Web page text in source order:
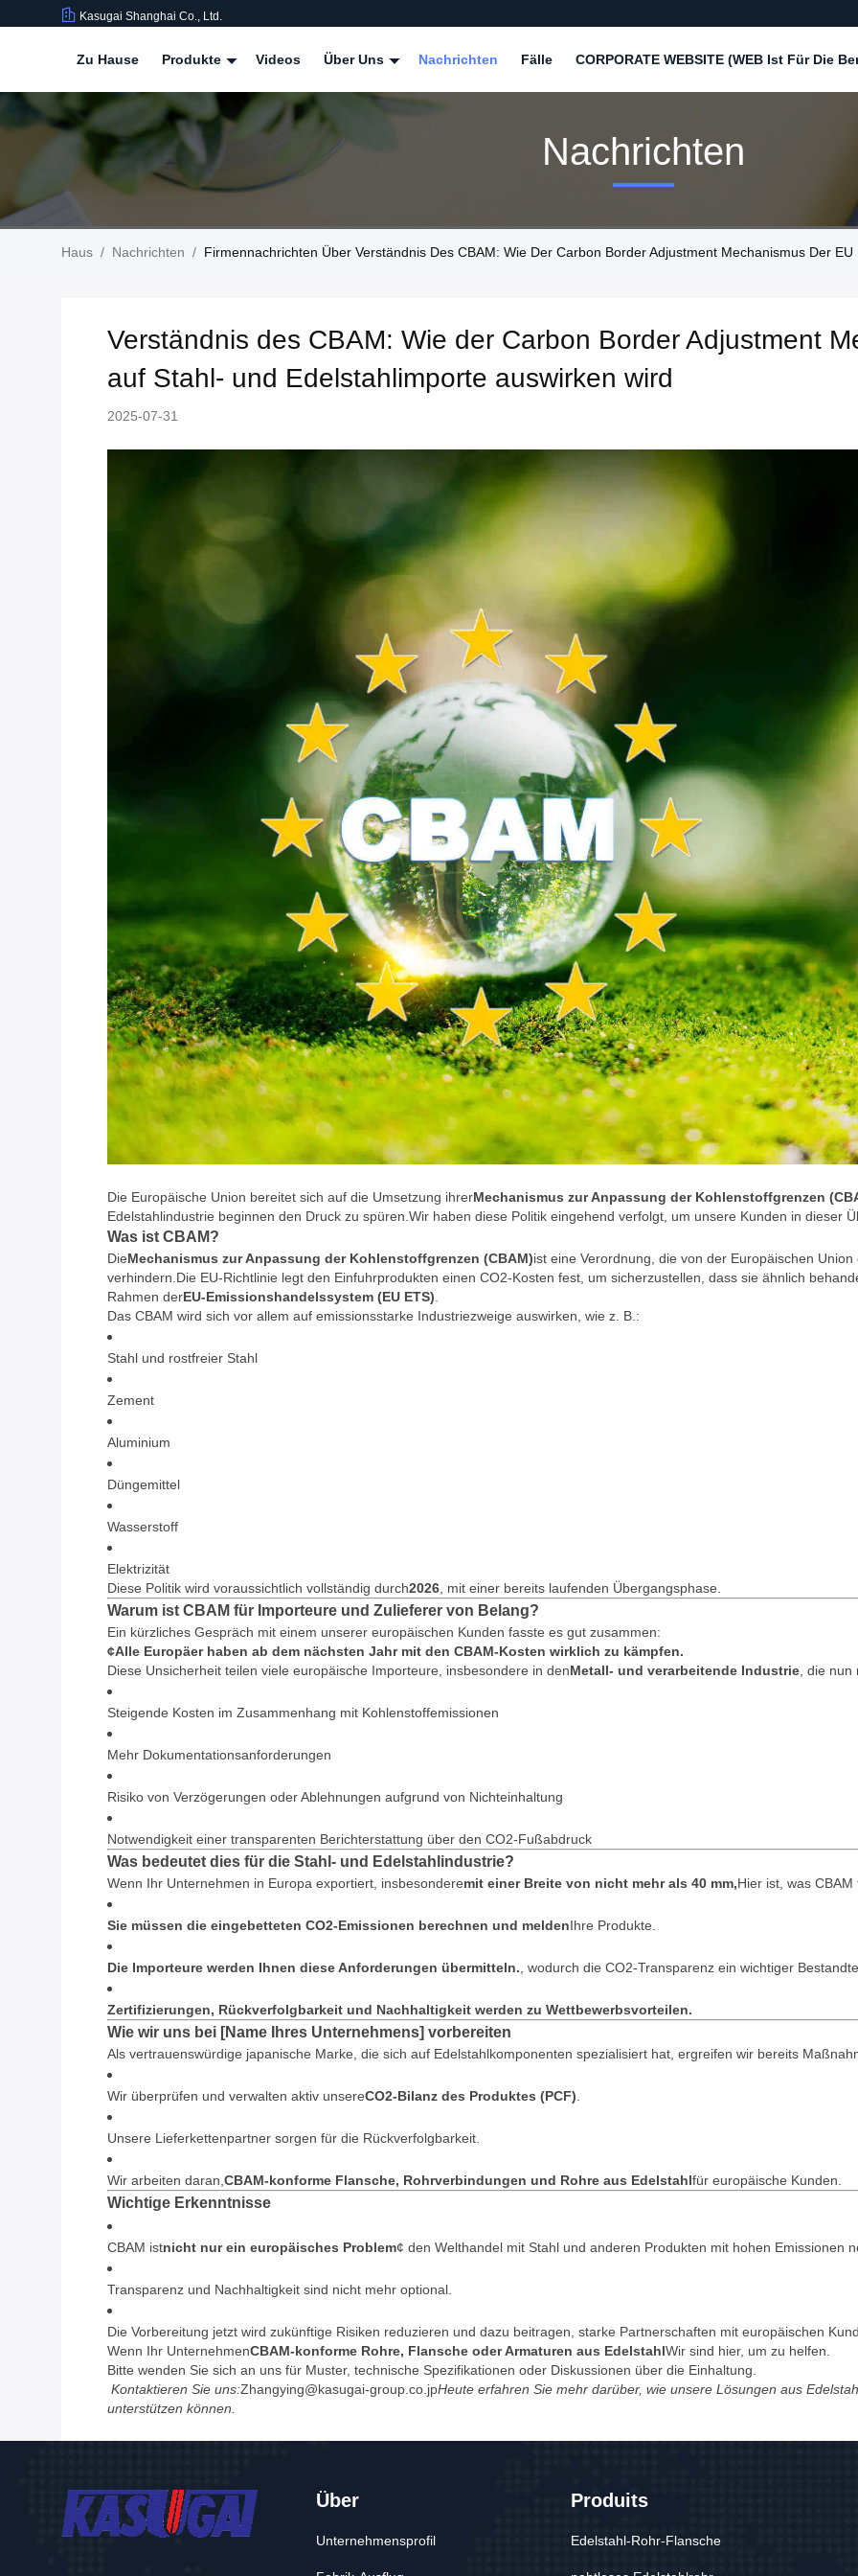
Kasugai Shanghai Co., Ltd.
Zu Hause Produkte Videos Über Uns Nachrichten Fälle CORPORATE WEBSITE (WEB Ist Für Die
Nachrichten
Haus / Nachrichten / Firmennachrichten Über Verständnis Des CBAM: Wie Der Carbon Border Adjustment Mechanismus Der
Verständnis des CBAM: Wie der Carbon Border Adjustment
auf Stahl- und Edelstahlimporte auswirken wird
2025-07-31
Die Europäische Union bereitet sich auf die Umsetzung ihrerMechanismus zur Anpassung der Kohlenstoffgrenzen
Edelstahlindustrie beginnen den Druck zu spüren.Wir haben diese Politik eingehend verfolgt, um unsere Kunden in dieser
Was ist CBAM?
DieMechanismus zur Anpassung der Kohlenstoffgrenzen (CBAM)ist eine Verordnung, die von der Europäischen
verhindern.Die EU-Richtlinie legt den Einfuhrprodukten einen CO2-Kosten fest, um sicherzustellen, dass sie ähnlich
Rahmen derEU-Emissionshandelssystem (EU ETS).
Das CBAM wird sich vor allem auf emissionsstarke Industriezweige auswirken, wie z. B.:
Stahl und rostfreier Stahl
Zement
Aluminium
Düngemittel
Wasserstoff
Elektrizität
Diese Politik wird voraussichtlich vollständig durch2026, mit einer bereits laufenden Übergangsphase.
Warum ist CBAM für Importeure und Zulieferer von Belang?
Ein kürzliches Gespräch mit einem unserer europäischen Kunden fasste es gut zusammen:
¢Alle Europäer haben ab dem nächsten Jahr mit den CBAM-Kosten wirklich zu kämpfen.
Diese Unsicherheit teilen viele europäische Importeure, insbesondere in denMetall- und verarbeitende Industrie, die nun
Steigende Kosten im Zusammenhang mit Kohlenstoffemissionen
Mehr Dokumentationsanforderungen
Risiko von Verzögerungen oder Ablehnungen aufgrund von Nichteinhaltung
Notwendigkeit einer transparenten Berichterstattung über den CO2-Fußabdruck
Was bedeutet dies für die Stahl- und Edelstahlindustrie?
Wenn Ihr Unternehmen in Europa exportiert, insbesonderemit einer Breite von nicht mehr als 40 mm,Hier ist, was
Sie müssen die eingebetteten CO2-Emissionen berechnen und meldenIhre Produkte.
Die Importeure werden Ihnen diese Anforderungen übermitteln., wodurch die CO2-Transparenz ein wichtiger
Zertifizierungen, Rückverfolgbarkeit und Nachhaltigkeit werden zu Wettbewerbsvorteilen.
Wie wir uns bei [Name Ihres Unternehmens] vorbereiten
Als vertrauenswürdige japanische Marke, die sich auf Edelstahlkomponenten spezialisiert hat, ergreifen wir bereits
Wir überprüfen und verwalten aktiv unsereCO2-Bilanz des Produktes (PCF).
Unsere Lieferkettenpartner sorgen für die Rückverfolgbarkeit.
Wir arbeiten daran,CBAM-konforme Flansche, Rohrverbindungen und Rohre aus Edelstahlfür europäische Kunden.
Wichtige Erkenntnisse
CBAM istnicht nur ein europäisches Problem¢ den Welthandel mit Stahl und anderen Produkten mit hohen Emissionen
Transparenz und Nachhaltigkeit sind nicht mehr optional.
Die Vorbereitung jetzt wird zukünftige Risiken reduzieren und dazu beitragen, starke Partnerschaften mit europäischen
Wenn Ihr UnternehmenCBAM-konforme Rohre, Flansche oder Armaturen aus EdelstahlWir sind hier, um zu helfen.
Bitte wenden Sie sich an uns für Muster, technische Spezifikationen oder Diskussionen über die Einhaltung.
Kontaktieren Sie uns:Zhangying@kasugai-group.co.jpHeute erfahren Sie mehr darüber, wie unsere Lösungen aus
unterstützen können.
Über
Unternehmensprofil
Produits
Edelstahl-Rohr-Flansche